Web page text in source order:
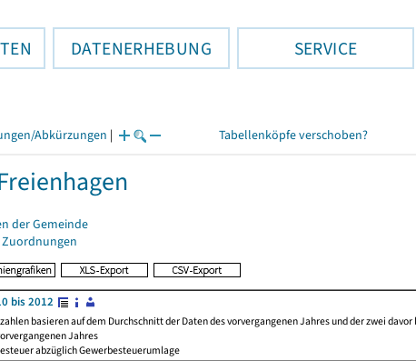
DATENERHEBUNG SERVICE
Abkürzungen | Tabellenköpfe verschoben?
der Gemeinde
bis 2012
basieren auf dem Durchschnitt der Daten des vorvergangenen Jahres und der zwei davor
Jahres
abzüglich Gewerbesteuerumlage